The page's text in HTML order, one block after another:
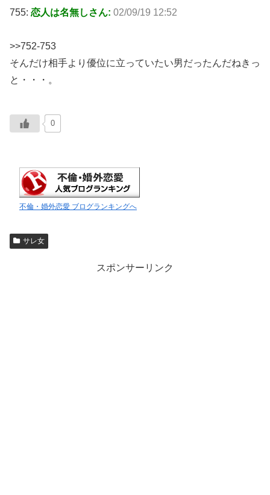
755: 恋人は名無しさん: 02/09/19 12:52
>>752-753
そんだけ相手より優位に立っていたい男だったんだねきっ
と・・・。
0
不倫・婚外恋愛 ブログランキングへ
サレ女
スポンサーリンク